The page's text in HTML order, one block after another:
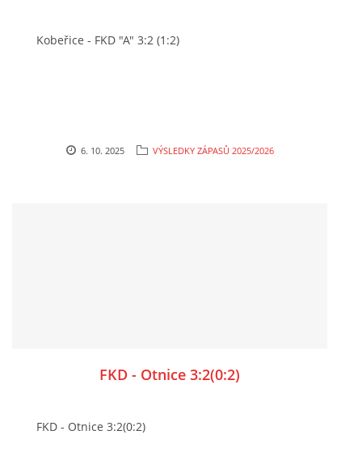
Kobeřice - FKD "A" 3:2 (1:2)
6. 10. 2025 VÝSLEDKY ZÁPASŮ 2025/2026
FKD - Otnice 3:2(0:2)
FKD - Otnice 3:2(0:2)